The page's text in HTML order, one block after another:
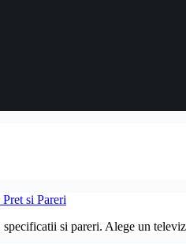
si Pareri
si pareri. Alege un